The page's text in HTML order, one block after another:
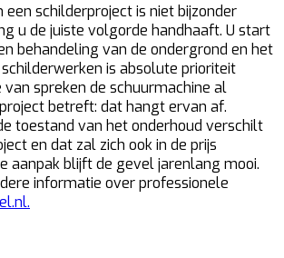
schilderproject is niet bijzonder
u de juiste volgorde handhaaft. U start
behandeling van de ondergrond en het
is absolute prioriteit
van spreken de schuurmachine al
betreft: dat hangt ervan af.
toestand van het onderhoud verschilt
en dat zal zich ook in de prijs
aanpak blijft de gevel jarenlang mooi.
informatie over professionele